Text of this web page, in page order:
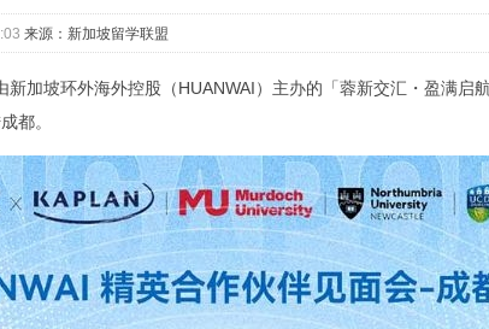
来源： 新加坡留学联盟
新加坡环外海外控股（HUANWAI）主办的「蓉新交汇・盈满启
都。